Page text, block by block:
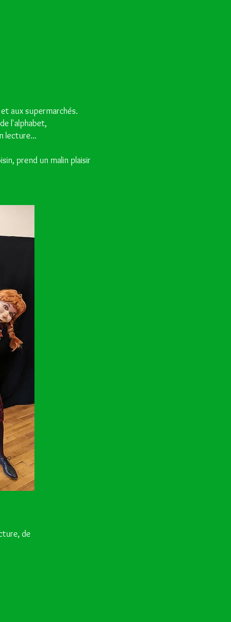
aux supermarchés.
l'alphabet,
lecture...
prend un malin plaisir
de